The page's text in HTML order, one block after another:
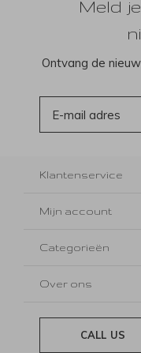
Meld
Ontvang de
Klantenservice
Mijn account
Categorieën
Over ons
CALL US